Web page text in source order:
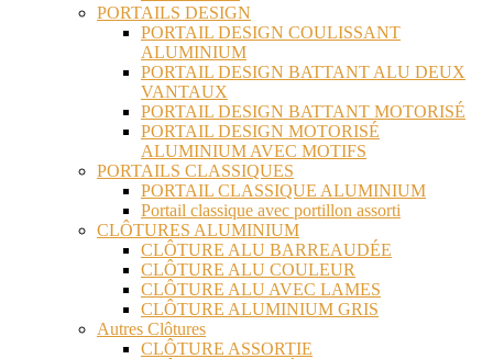
PORTAILS DESIGN
PORTAIL DESIGN COULISSANT
ALUMINIUM
PORTAIL DESIGN BATTANT ALU DEUX
VANTAUX
PORTAIL DESIGN BATTANT MOTORISÉ
PORTAIL DESIGN MOTORISÉ
ALUMINIUM AVEC MOTIFS
PORTAILS CLASSIQUES
PORTAIL CLASSIQUE ALUMINIUM
Portail classique avec portillon assorti
CLÔTURES ALUMINIUM
CLÔTURE ALU BARREAUDÉE
CLÔTURE ALU COULEUR
CLÔTURE ALU AVEC LAMES
CLÔTURE ALUMINIUM GRIS
Autres Clôtures
CLÔTURE ASSORTIE